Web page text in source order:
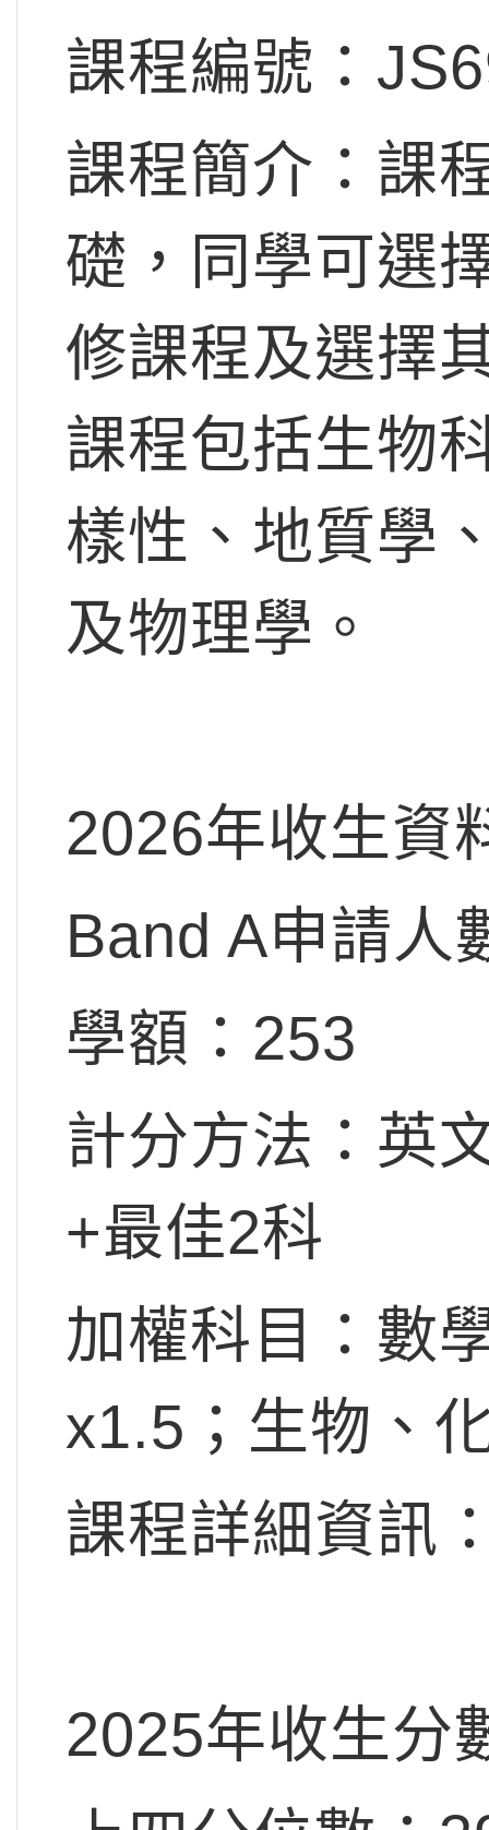
課程編號：
課程簡介：課
礎，同學可選
修課程及選擇
課程包括生物
樣性、地質學
及物理學。
2026年收生資
Band A申請人
學額：253
計分方法：英
+最佳2科
加權科目：數
x1.5；生物、
課程詳細資訊
2025年收生分